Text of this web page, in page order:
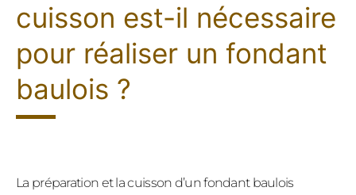
cuisson est-il nécessaire
pour réaliser un fondant
baulois ?
La préparation et la cuisson d’un fondant baulois